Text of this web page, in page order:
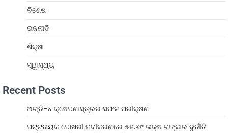
ବିଶେଷ
ରାଜନୀତି
ଶିକ୍ଷା
ସ୍ୱାସ୍ଥ୍ୟ
Recent Posts
ଅଗ୍ନି-୪ କ୍ଷେପଣାସ୍ତ୍ରର ସଫଳ ପରୀକ୍ଷଣ
ପଟ୍ଟନାୟକ ପୋଖରୀ ନବୀକରଣରେ ୫୫.୬୯ ଲକ୍ଷ ଟଙ୍କାର ଦୁର୍ନୀତି: